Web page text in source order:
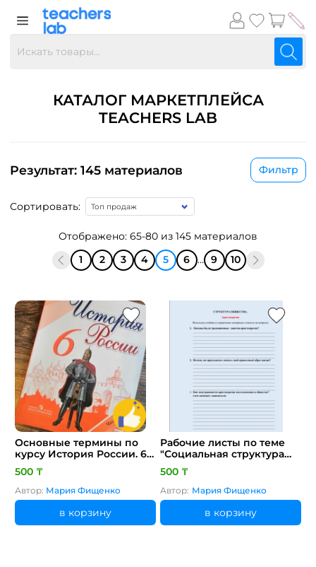
КАТАЛОГ МАРКЕТПЛЕЙСА
TEACHERS LAB
Результат: 145 материалов Фильтр
Сортировать:
Отображено: 65-80 из 145 материалов
1
2 3 4 5 6 ... 9 10
Основные термины по
курсу История России. 6
класс+задание
500 ₸
Автор: Мария Фищенко
в корзину
Рабочие листы по теме
"Социальная структура
индустриального
общества"
500 ₸
Автор: Мария Фищенко
в корзину